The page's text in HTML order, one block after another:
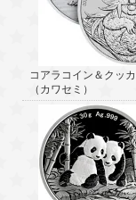
コアラコイン＆クッ
（カワセミ）